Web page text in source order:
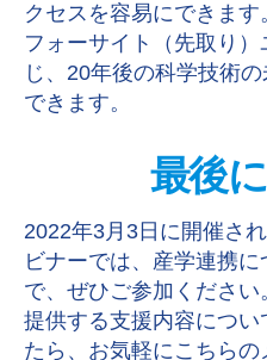
クセスを容易にできます
フォーサイト（先取り
じ、20年後の科学技術
できます。
最後に
2022年3月3日に開催さ
ビナーでは、産学連携
で、ぜひご参加くださ
提供する支援内容につ
たら、お気軽にこちら